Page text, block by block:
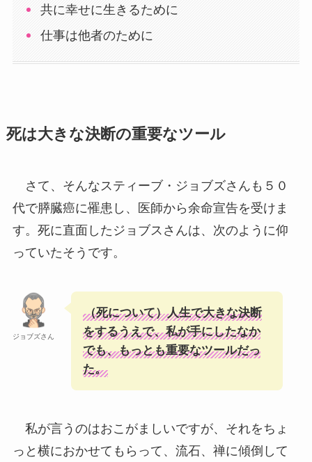
共に幸せに生きるために
仕事は他者のために
死は大きな決断の重要なツール
さて、そんなスティーブ・ジョブズさんも５０
代で膵臓癌に罹患し、医師から余命宣告を受けま
す。死に直面したジョブスさんは、次のように仰
っていたそうです。
ジョブズさん
（死について）人生で大きな決断
をするうえで、私が手にしたなか
でも、もっとも重要なツールだっ
た。
私が言うのはおこがましいですが、それをちょ
っと横におかせてもらって、流石、禅に傾倒して